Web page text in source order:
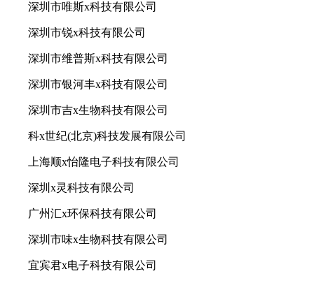
深圳市唯斯x科技有限公司
深圳市锐x科技有限公司
深圳市维普斯x科技有限公司
深圳市银河丰x科技有限公司
深圳市吉x生物科技有限公司
科x世纪(北京)科技发展有限公司
上海顺x怡隆电子科技有限公司
深圳x灵科技有限公司
广州汇x环保科技有限公司
深圳市味x生物科技有限公司
宜宾君x电子科技有限公司